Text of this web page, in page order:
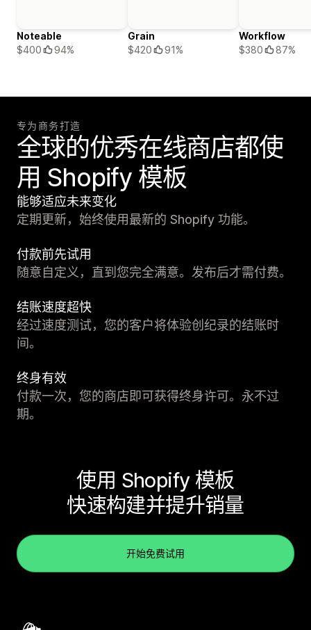
Noteable
$400
94%
Grain
$420
91%
Workflow
$380
87%
专为商务打造
全球的优秀在线商店都使
用 Shopify 模板
能够适应未来变化
定期更新，始终使用最新的 Shopify 功能。
付款前先试用
随意自定义，直到您完全满意。发布后才需付费。
结账速度超快
经过速度测试，您的客户将体验创纪录的结账时
间。
终身有效
付款一次，您的商店即可获得终身许可。永不过
期。
使用 Shopify 模板
快速构建并提升销量
开始免费试用